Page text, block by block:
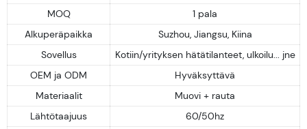
MOQ
1 pala
Alkuperäpaikka
Suzhou, Jiangsu, Kiina
Sovellus
Kotiin/yrityksen hätätilanteet, ulkoilu... jne
OEM ja ODM
Hyväksyttävä
Materiaalit
Muovi + rauta
Lähtötaajuus
60/50hz